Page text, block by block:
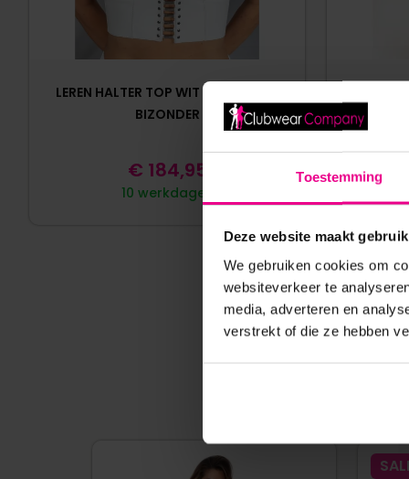
Toestemming
Deze website maakt
We gebruiken cookies om
websiteverkeer te
media, adverteren en
verstrekt of die ze hebben
LEREN HALTER TOP WIT BIZONDER –
BIZONDER
10 werkdagen
€ 184,95